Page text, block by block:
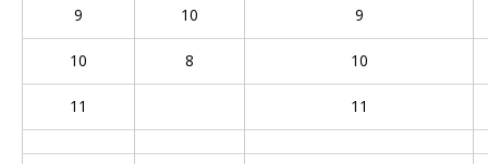
9 10 9
10 8 10
11 11